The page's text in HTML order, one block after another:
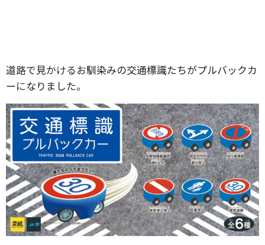
道路で見かけるお馴染みの交通標識たちがプルバックカ
ーになりました。